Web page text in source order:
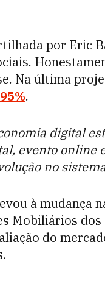
por Eric
Na última
.
digital
evento online
no
à mudança
Mobiliários
do